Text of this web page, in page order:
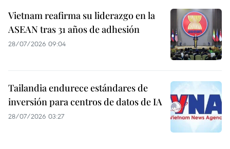
Vietnam reafirma su liderazgo en la
ASEAN tras 31 años de adhesión
28/07/2026 09:04
Tailandia endurece estándares de
inversión para centros de datos de IA
28/07/2026 03:27